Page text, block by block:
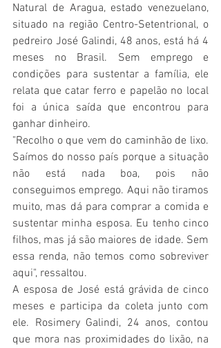
Natural de Aragua, estado venezuelano,
situado na região Centro-Setentrional, o
pedreiro José Galindi, 48 anos, está há 4
meses no Brasil. Sem emprego e
condições para sustentar a família, ele
relata que catar ferro e papelão no local
foi a única saída que encontrou para
ganhar dinheiro.
"Recolho o que vem do caminhão de lixo.
Saímos do nosso país porque a situação
não está nada boa, pois não
conseguimos emprego. Aqui não tiramos
muito, mas dá para comprar a comida e
sustentar minha esposa. Eu tenho cinco
filhos, mas já são maiores de idade. Sem
essa renda, não temos como sobreviver
aqui", ressaltou.
A esposa de José está grávida de cinco
meses e participa da coleta junto com
ele. Rosimery Galindi, 24 anos, contou
que mora nas proximidades do lixão, na